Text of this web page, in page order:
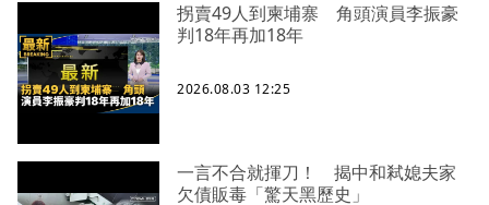
拐賣49人到柬埔寨 角頭演員李振豪
判18年再加18年
2026.08.03 12:25
一言不合就揮刀！ 揭中和弒媳夫家
欠債販毒「驚天黑歷史」